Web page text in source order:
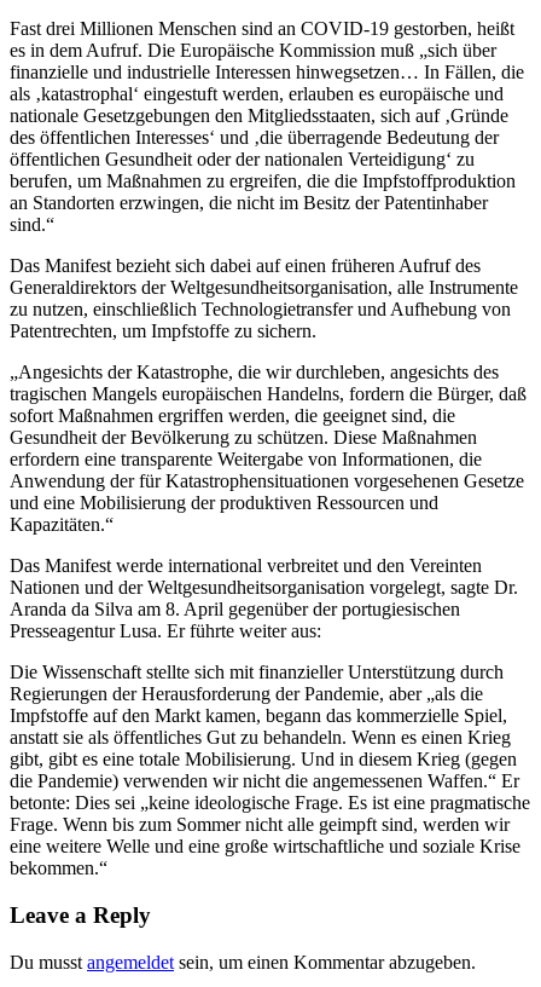
Fast drei Millionen Menschen sind an COVID-19 gestorben, heißt
es in dem Aufruf. Die Europäische Kommission muß „sich über
finanzielle und industrielle Interessen hinwegsetzen… In Fällen, die
als ‚katastrophal‘ eingestuft werden, erlauben es europäische und
nationale Gesetzgebungen den Mitgliedsstaaten, sich auf ‚Gründe
des öffentlichen Interesses‘ und ‚die überragende Bedeutung der
öffentlichen Gesundheit oder der nationalen Verteidigung‘ zu
berufen, um Maßnahmen zu ergreifen, die die Impfstoffproduktion
an Standorten erzwingen, die nicht im Besitz der Patentinhaber
sind.“
Das Manifest bezieht sich dabei auf einen früheren Aufruf des
Generaldirektors der Weltgesundheitsorganisation, alle Instrumente
zu nutzen, einschließlich Technologietransfer und Aufhebung von
Patentrechten, um Impfstoffe zu sichern.
„Angesichts der Katastrophe, die wir durchleben, angesichts des
tragischen Mangels europäischen Handelns, fordern die Bürger, daß
sofort Maßnahmen ergriffen werden, die geeignet sind, die
Gesundheit der Bevölkerung zu schützen. Diese Maßnahmen
erfordern eine transparente Weitergabe von Informationen, die
Anwendung der für Katastrophensituationen vorgesehenen Gesetze
und eine Mobilisierung der produktiven Ressourcen und
Kapazitäten.“
Das Manifest werde international verbreitet und den Vereinten
Nationen und der Weltgesundheitsorganisation vorgelegt, sagte Dr.
Aranda da Silva am 8. April gegenüber der portugiesischen
Presseagentur Lusa. Er führte weiter aus:
Die Wissenschaft stellte sich mit finanzieller Unterstützung durch
Regierungen der Herausforderung der Pandemie, aber „als die
Impfstoffe auf den Markt kamen, begann das kommerzielle Spiel,
anstatt sie als öffentliches Gut zu behandeln. Wenn es einen Krieg
gibt, gibt es eine totale Mobilisierung. Und in diesem Krieg (gegen
die Pandemie) verwenden wir nicht die angemessenen Waffen.“ Er
betonte: Dies sei „keine ideologische Frage. Es ist eine pragmatische
Frage. Wenn bis zum Sommer nicht alle geimpft sind, werden wir
eine weitere Welle und eine große wirtschaftliche und soziale Krise
bekommen.“
Leave a Reply
Du musst angemeldet sein, um einen Kommentar abzugeben.